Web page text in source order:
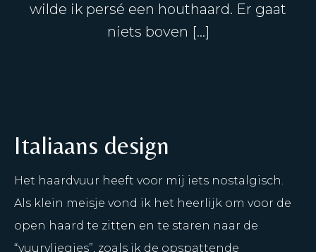
wilde ik persé een houthaard. Er gaat
niets boven […]
Italiaans design
Het haardvuur heeft voor mij iets nostalgisch.
Als klein meisje vond ik het heerlijk om voor de
open haard te zitten en te staren naar de
“vuurvliegjes”, zoals ik de opspattende